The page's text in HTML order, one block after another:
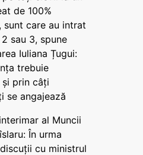
de 100%
sunt care au intrat
sau 3, spune
Iuliana Țugui:
trebuie
și prin câți
se angajează
al Muncii
În urma
cu ministrul